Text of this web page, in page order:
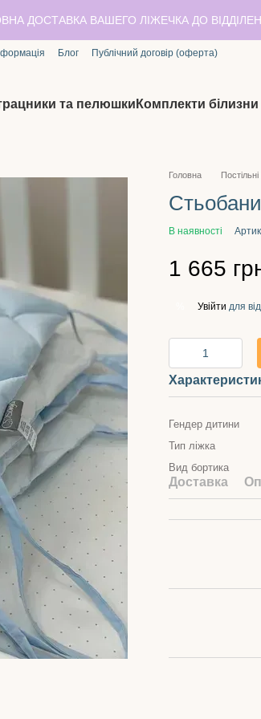
ДОСТАВКА ВАШЕГО ЛІЖЕЧКА ДО
Блог Публічний договір (оферта)
та пелюшки Комплекти білизни
Головна
В наявності
1 665
Увійти для
Гендер дитини
Тип ліжка
Вид бортика
Доставка